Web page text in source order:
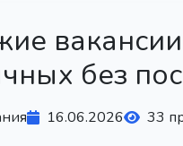
без
16.06.2026 33